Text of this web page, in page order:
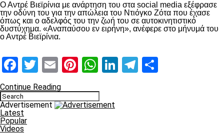
Ο Αντρέ Βιεϊρίνια με ανάρτηση του στα social media εξέφρασε
την οδύνη του για την απώλεια του Ντιόγκο Ζότα που έχασε
όπως και ο αδελφός του την ζωή του σε αυτοκινητιστικό
δυστύχημα. «Αναπαύσου εν ειρήνη», ανέφερε στο μήνυμά του
ο Αντρέ Βιεϊρίνια.
Facebook
Twitter
EmailPinterest
WhatsApp
LinkedIn
Telegram
Continue Reading
Advertisement
Latest
Popular
Videos